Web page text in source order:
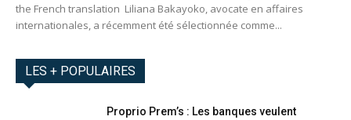
the French translation Liliana Bakayoko, avocate en affaires
internationales, a récemment été sélectionnée comme...
LES + POPULAIRES
Proprio Prem’s : Les banques veulent